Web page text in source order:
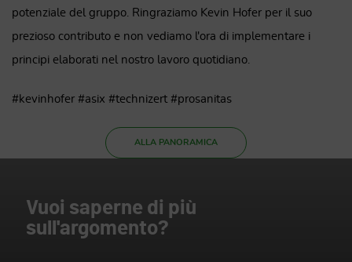
potenziale del gruppo. Ringraziamo Kevin Hofer per il suo
prezioso contributo e non vediamo l'ora di implementare i
principi elaborati nel nostro lavoro quotidiano.
#kevinhofer #asix #technizert #prosanitas
ALLA PANORAMICA
Vuoi saperne di più
sull'argomento?